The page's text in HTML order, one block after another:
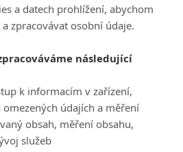
a datech prohlížení, abychom
zpracovávat osobní údaje.
následující
k informacím v zařízení,
omezených údajích a měření
obsah, měření obsahu,
služeb
ATV CZ, s.r.o.
140 00 Praha 4